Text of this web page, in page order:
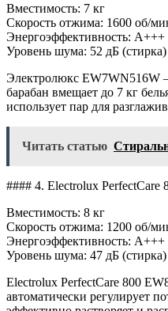
Вместимость: 7 кг
Скорость отжима: 1600 об/
Энергоэффективность: A+++
Уровень шума: 52 дБ
Электролюкс EW7WN516W
барабан вмещает до 7 кг
использует пар для
Читать статью
#### 4. Electrolux PerfectCare
Вместимость: 8 кг
Скорость отжима: 1200 об/
Энергоэффективность: A+++
Уровень шума: 47 дБ
Electrolux PerfectCare 800
автоматически регулирует